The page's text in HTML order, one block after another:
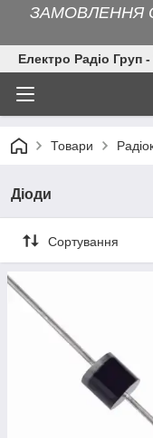
ЗАМОВЛЕННЯ
Електро Радіо Груп
Товари
Діоди
Сортування